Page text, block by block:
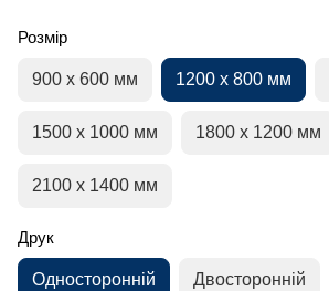
Розмір
900 х 600 мм 1200 х 800 мм
1500 х 1000 мм 1800 х 1200 мм
2100 х 1400 мм
Друк
Односторонній Двосторонній